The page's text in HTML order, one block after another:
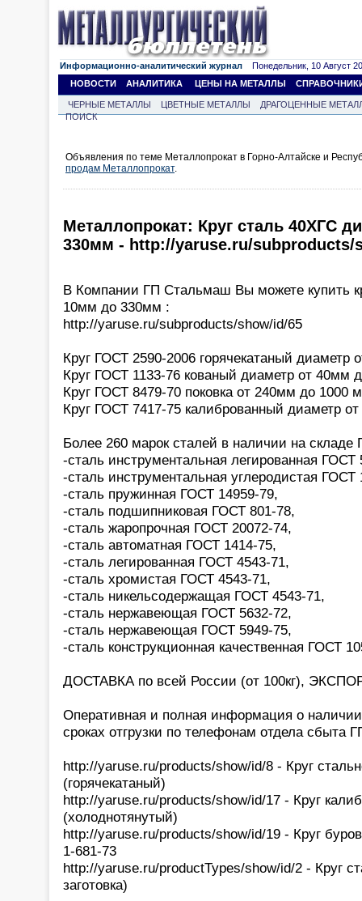
Информационно-аналитический журнал Понедельник, 10 Август
НОВОСТИ
АНАЛИТИКА ЦЕНЫ НА МЕТАЛЛЫ
ЧЕРНЫЕ МЕТАЛЛЫ ЦВЕТНЫЕ МЕТАЛЛЫ
ДРАГОЦЕННЫЕ
ПОИСК
Объявления по теме Металлопрокат в Горно-Алтайске и
продам Металлопрокат.
Металлопрокат: Круг сталь 40ХГС
330мм - http://yaruse.ru/subproducts/
В Компании ГП Стальмаш Вы можете купить
10мм до 330мм :
http://yaruse.ru/subproducts/show/id/65
Круг ГОСТ 2590-2006 горячекатаный
Круг ГОСТ 1133-76 кованый диаметр от 40мм
Круг ГОСТ 8479-70 поковка от 240мм до 1000
Круг ГОСТ 7417-75 калиброванный диаметр
Более 260 марок сталей в наличии на
-сталь инструментальная легированная ГОСТ
-сталь инструментальная углеродистая ГОСТ
-сталь пружинная ГОСТ 14959-79,
-сталь подшипниковая ГОСТ 801-78,
-сталь жаропрочная ГОСТ 20072-74,
-сталь автоматная ГОСТ 1414-75,
-сталь легированная ГОСТ 4543-71,
-сталь хромистая ГОСТ 4543-71,
-сталь никельсодержащая ГОСТ 4543-71,
-сталь нержавеющая ГОСТ 5632-72,
-сталь нержавеющая ГОСТ 5949-75,
-сталь конструкционная качественная ГОСТ
ДОСТАВКА по всей России (от 100кг),
Оперативная и полная информация о
сроках отгрузки по телефонам отдела сбыта
http://yaruse.ru/products/show/id/8 - Круг
(горячекатаный)
http://yaruse.ru/products/show/id/17 - Круг
(холоднотянутый)
http://yaruse.ru/products/show/id/19 - Круг
1-681-73
http://yaruse.ru/productTypes/show/id/2 - Круг
заготовка)